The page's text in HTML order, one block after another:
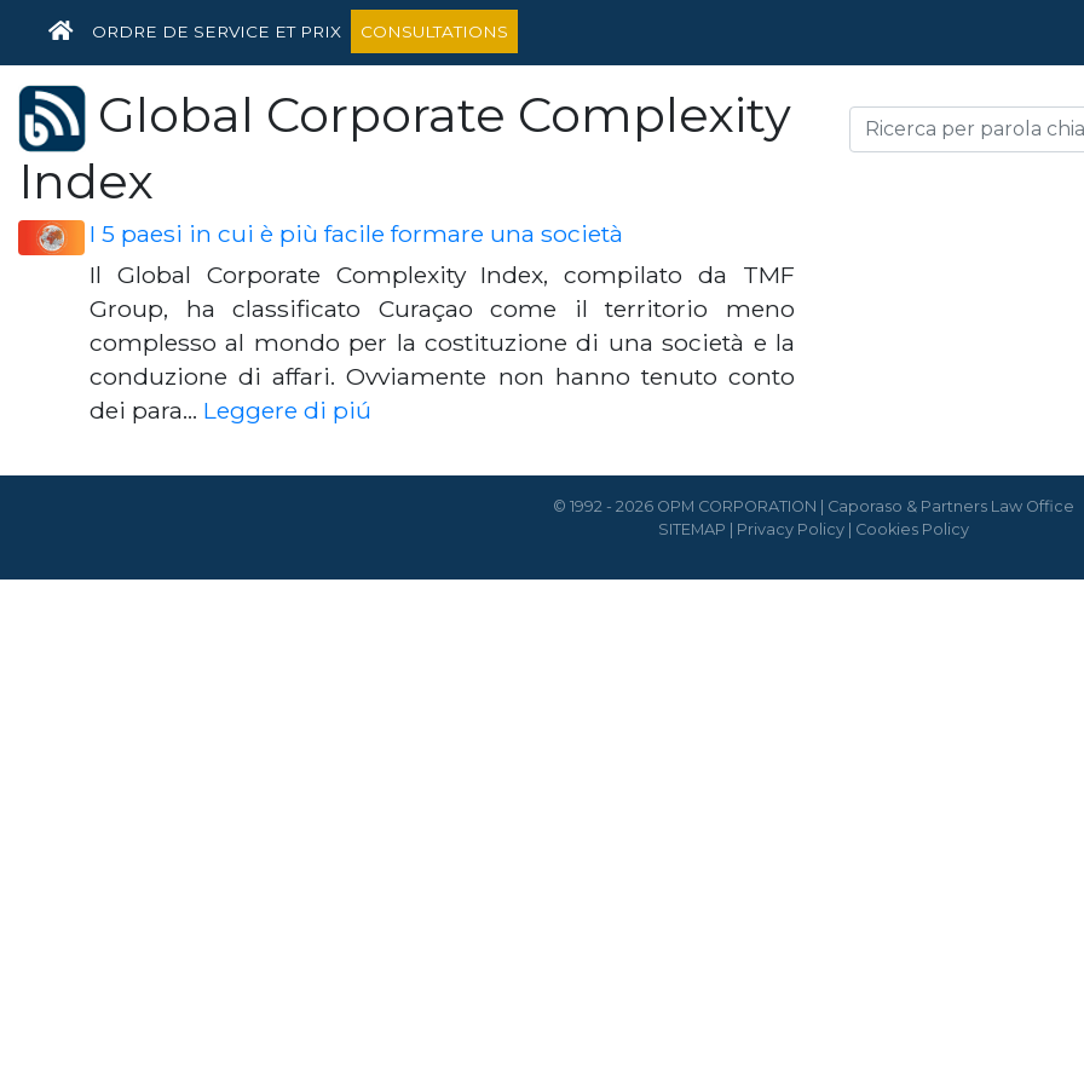
HOME
ORDRE DE SERVICE ET PRIX CONSULTATIONS
Global Corporate Complexity
Index
I 5 paesi in cui è più facile formare una società
Il Global Corporate Complexity Index, compilato da TMF
Group, ha classificato Curaçao come il territorio meno
complesso al mondo per la costituzione di una società e la
conduzione di affari. Ovviamente non hanno tenuto conto
dei para… Leggere di piú
© 1992 - 2026 OPM CORPORATION | Caporaso & Partners Law Office
SITEMAP
Privacy Policy| Cookies Policy